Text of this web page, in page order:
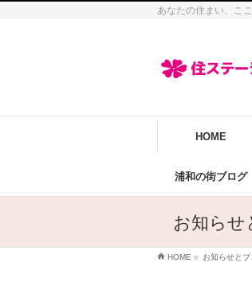
あなたの住まい、こ
HOME
浦和の街ブログ
お知らせ
HOME » お知らせとブ